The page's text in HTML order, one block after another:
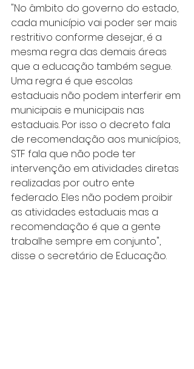
"No âmbito do governo do estado,
cada município vai poder ser mais
restritivo conforme desejar, é a
mesma regra das demais áreas
que a educação também segue.
Uma regra é que escolas
estaduais não podem interferir em
municipais e municipais nas
estaduais. Por isso o decreto fala
de recomendação aos municípios,
STF fala que não pode ter
intervenção em atividades diretas
realizadas por outro ente
federado. Eles não podem proibir
as atividades estaduais mas a
recomendação é que a gente
trabalhe sempre em conjunto",
disse o secretário de Educação.